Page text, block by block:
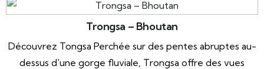
Trongsa – Bhoutan
Découvrez Tongsa Perchée sur des pentes abruptes au-
dessus d'une gorge fluviale, Trongsa offre des vues